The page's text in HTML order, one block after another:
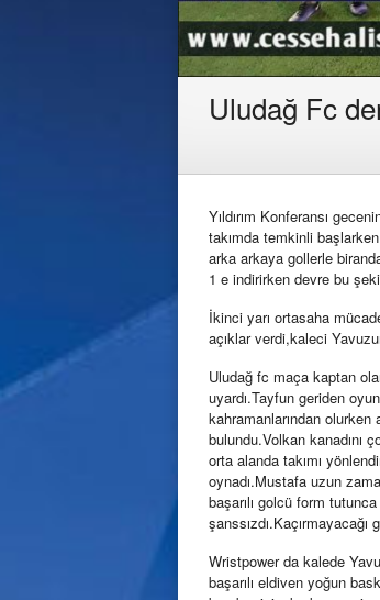
Uludağ Fc
Yıldırım Konferansı
takımda temkinli
arka arkaya gollerle
1 e indirirken devre bu
İkinci yarı ortasaha
açıklar verdi,kaleci
Uludağ fc maça kaptan
uyardı.Tayfun geriden
kahramanlarından olurken
bulundu.Volkan kanadını
orta alanda takımı
oynadı.Mustafa uzun
başarılı golcü form
Wristpower da kalede
başarılı eldiven yoğun